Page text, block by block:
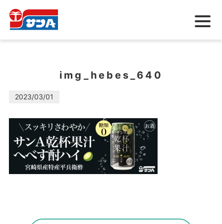
メ
ュ
img_hebes_640
2023/03/01